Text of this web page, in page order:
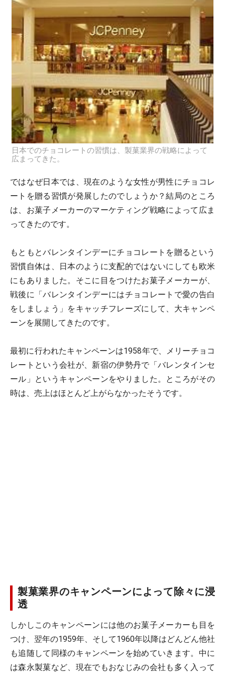
日本でのチョコレートの習慣は、製菓業界の戦略によって
広まってきた。
ではなぜ日本では、現在のような女性が男性にチョコレ
ートを贈る習慣が発展したのでしょうか？結局のところ
は、お菓子メーカーのマーケティング戦略によって広ま
ってきたのです。
もともとバレンタインデーにチョコレートを贈るという
習慣自体は、日本のように支配的ではないにしても欧米
にもありました。そこに目をつけたお菓子メーカーが、
戦後に「バレンタインデーにはチョコレートで愛の告白
をしましょう」をキャッチフレーズにして、大キャンペ
ーンを展開してきたのです。
最初に行われたキャンペーンは1958年で、メリーチョコ
レートという会社が、新宿の伊勢丹で「バレンタインセ
ール」というキャンペーンをやりました。ところがその
時は、売上はほとんど上がらなかったそうです。
製菓業界のキャンペーンによって除々に浸
透
しかしこのキャンペーンには他のお菓子メーカーも目を
つけ、翌年の1959年、そして1960年以降はどんどん他社
も追随して同様のキャンペーンを始めていきます。中に
は森永製菓など、現在でもおなじみの会社も多く入って